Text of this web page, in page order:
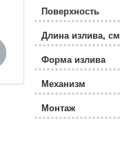
Поверхность
Длина излива, см
Форма излива
Механизм
Монтаж